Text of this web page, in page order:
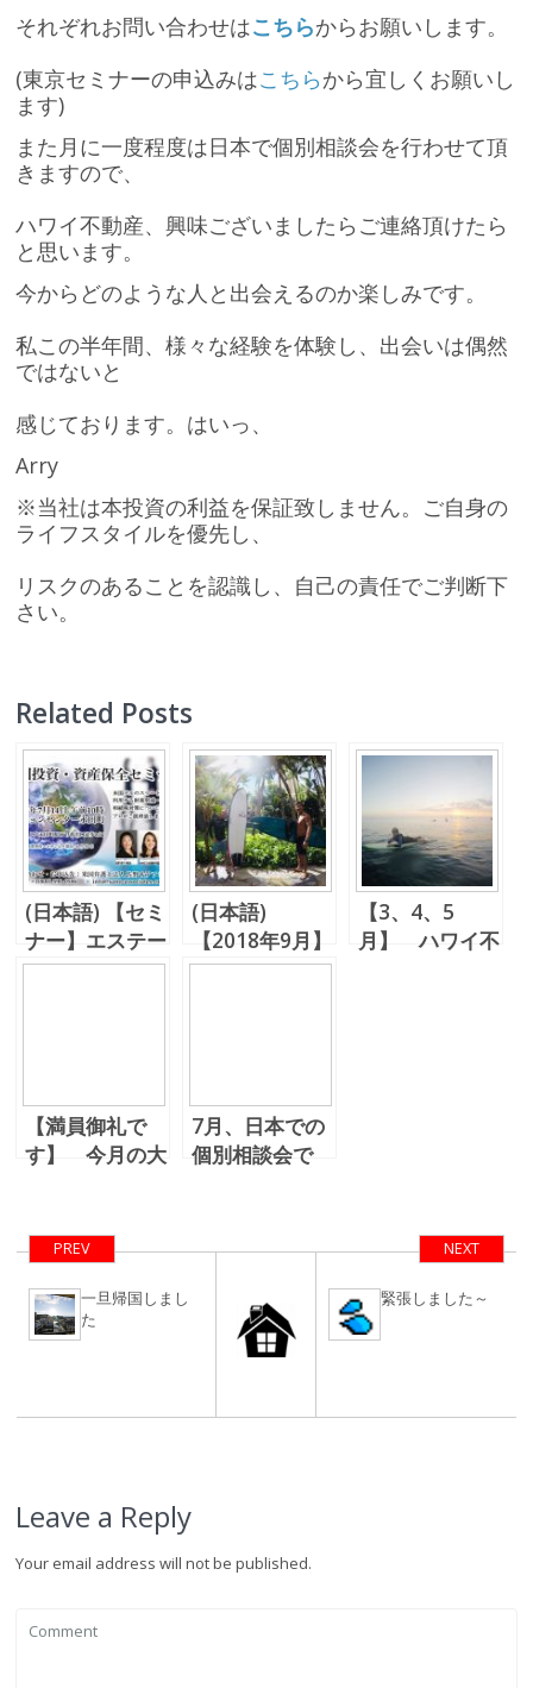
それぞれお問い合わせはこちらからお願いします。
(東京セミナーの申込みはこちらから宜しくお願いし
ます)
また月に一度程度は日本で個別相談会を行わせて頂
きますので、
ハワイ不動産、興味ございましたらご連絡頂けたら
と思います。
今からどのような人と出会えるのか楽しみです。
私この半年間、様々な経験を体験し、出会いは偶然
ではないと
感じております。はいっ、
Arry
※当社は本投資の利益を保証致しません。ご自身の
ライフスタイルを優先し、
リスクのあることを認識し、自己の責任でご判断下
さい。
Related Posts
(日本語) 【セミ
ナー】エステー
トプランニング
(日本語)
【2018年9月】
東京・北海道・
【3、4、5
月】 ハワイ不
【満員御礼で
す】 今月の大
相談会、三重、
長野も
7月、日本での
個別相談会で
PREV
一旦帰国しまし
た
NEXT
緊張しました～
Leave a Reply
Your email address will not be published.